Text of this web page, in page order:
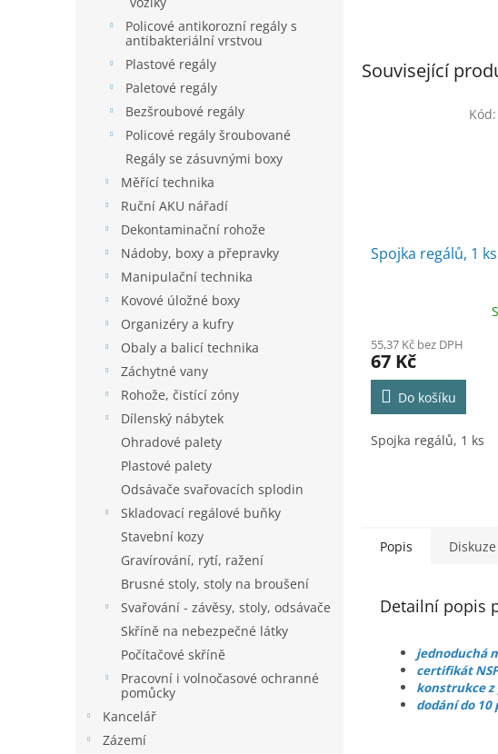
Policové antikorozní regály s
antibakteriální vrstvou
Plastové regály
Paletové regály
Bezšroubové regály
Policové regály šroubované
Regály se zásuvnými boxy
Měřící technika
Ruční AKU nářadí
Dekontaminační rohože
Nádoby, boxy a přepravky
Manipulační technika
Kovové úložné boxy
Organizéry a kufry
Obaly a balicí technika
Záchytné vany
Rohože, čistící zóny
Dílenský nábytek
Ohradové palety
Plastové palety
Odsávače svařovacích splodin
Skladovací regálové buňky
Stavební kozy
Gravírování, rytí, ražení
Brusné stoly, stoly na broušení
Svařování - závěsy, stoly, odsávače
Skříně na nebezpečné látky
Počítačové skříně
Pracovní i volnočasové ochranné
pomůcky
Kancelář
Zázemí
Související
Spojka regálů, 1 ks
55,37 Kč bez DPH
67 Kč
Do košíku
Spojka regálů, 1 ks
Kód:
Popis Diskuze
Detailní popis
jednoduchá
certifikát
konstrukce
dodání do